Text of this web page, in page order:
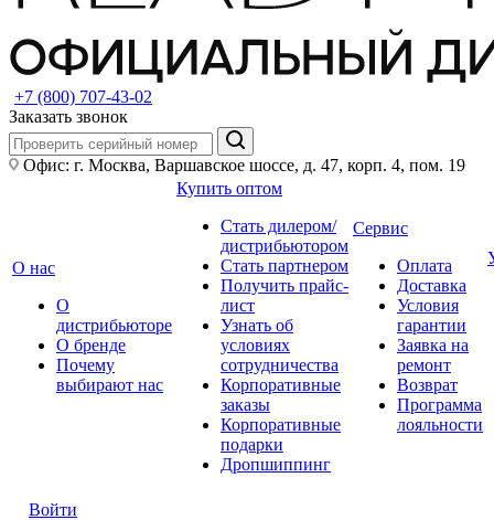
+7 (800) 707-43-02
Заказать звонок
Офис: г. Москва, Варшавское шоссе, д. 47, корп. 4, пом. 19
О нас
О
дистрибьюторе
О бренде
Почему
выбирают нас
Купить оптом
Стать дилером/
дистрибьютором
Стать партнером
Получить прайс-
лист
Узнать об
условиях
сотрудничества
Корпоративные
заказы
Корпоративные
подарки
Дропшиппинг
Сервис
Оплата
Доставка
Условия
гарантии
Заявка на
ремонт
Возврат
Программа
лояльности
Войти